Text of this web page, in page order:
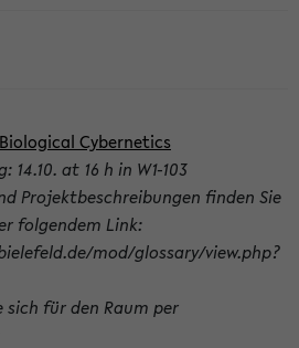
Cybernetics
at 16 h in W1-103
Projektbeschreibungen finden Sie
folgendem Link:
mod/glossary/view.php?
für den Raum per